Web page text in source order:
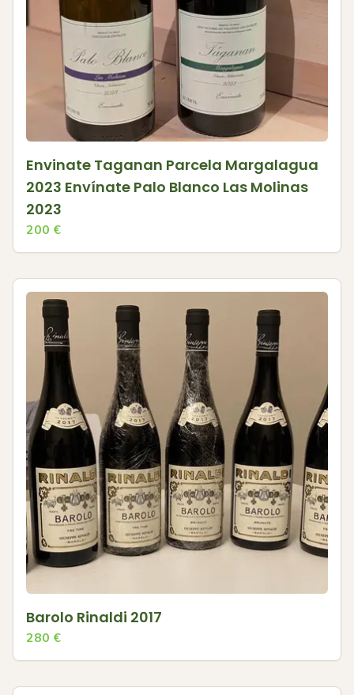
Envinate Taganan Parcela Margalagua
2023 Envínate Palo Blanco Las Molinas
2023
200 €
Barolo Rinaldi 2017
280 €